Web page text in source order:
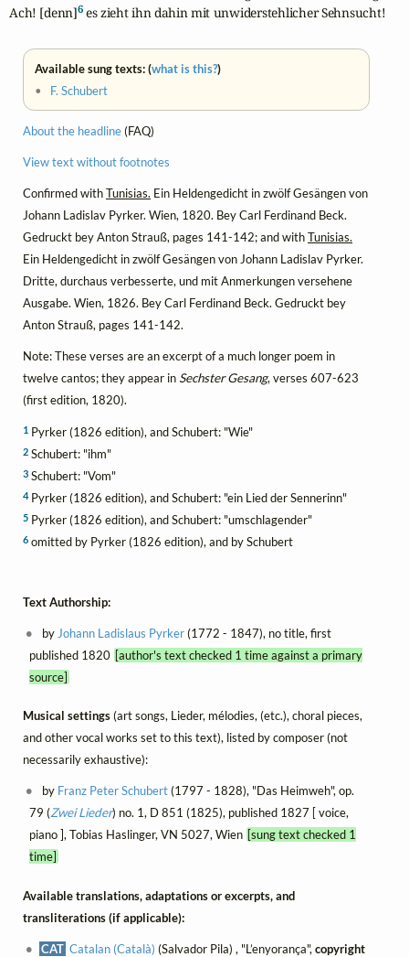
Ach! [denn]6 es zieht ihn dahin mit unwiderstehlicher Sehnsucht!
Available sung texts: (what is this?)
• F. Schubert
About the headline(FAQ)
View text without footnotes
Confirmed withTunisias. Ein Heldengedicht in zwölf Gesängen von
Johann Ladislav Pyrker. Wien, 1820. Bey Carl Ferdinand Beck.
Gedruckt bey Anton Strauß, pages 141-142; and withTunisias.
Ein Heldengedicht in zwölf Gesängen von Johann Ladislav Pyrker.
Dritte, durchaus verbesserte, und mit Anmerkungen versehene
Ausgabe. Wien, 1826. Bey Carl Ferdinand Beck. Gedruckt bey
Anton Strauß, pages 141-142.
Note: These verses are an excerpt of a much longer poem in
twelve cantos; they appear in Sechster Gesang, verses 607-623
(first edition, 1820).
1 Pyrker (1826 edition), and Schubert: "Wie"
2 Schubert: "ihm"
3 Schubert: "Vom"
4Pyrker (1826 edition), and Schubert: "ein Lied der Sennerinn"
5 Pyrker (1826 edition), and Schubert: "umschlagender"
6 omitted by Pyrker (1826 edition), and by Schubert
Text Authorship:
by Johann Ladislaus Pyrker(1772 - 1847), no title, first
published 1820 [author's text checked 1 time against a primary
source]
Musical settings(art songs, Lieder, mélodies, (etc.), choral pieces,
and other vocal works set to this text), listed by composer (not
necessarily exhaustive):
by Franz Peter Schubert(1797 - 1828), "Das Heimweh", op.
79 (Zwei Lieder) no. 1, D 851 (1825), published 1827 [ voice,
piano ], Tobias Haslinger, VN 5027, Wien [sung text checked 1
time]
Available translations, adaptations or excerpts, and
transliterations (if applicable):
CAT Catalan (Català) (Salvador Pila) , "L’enyorança",copyright